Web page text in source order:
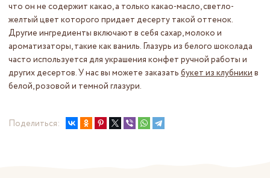
что он не содержит какао, а только какао-масло, светло-
желтый цвет которого придает десерту такой оттенок.
Другие ингредиенты включают в себя сахар, молоко и
ароматизаторы, такие как ваниль. Глазурь из белого шоколада
часто используется для украшения конфет ручной работы и
других десертов. У нас вы можете заказать букет из клубникив
белой, розовой и темной глазури.
Поделиться: